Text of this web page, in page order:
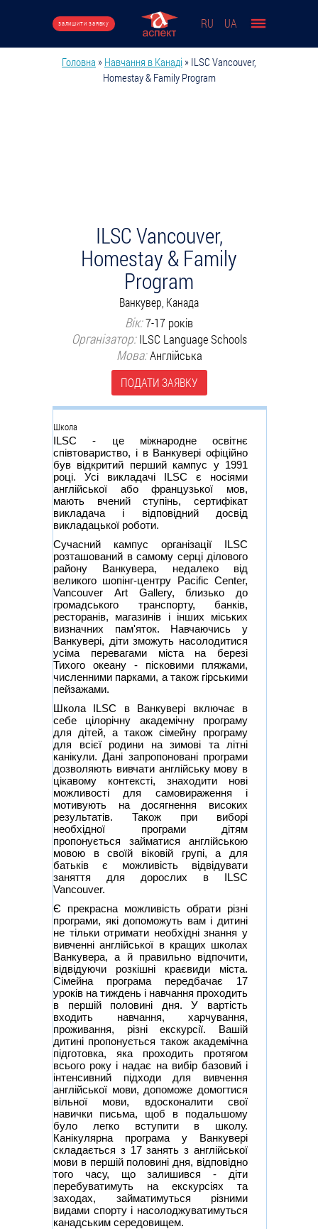
залишити заявку RU UA
Ви є тут
Головна » Навчання в Канаді » ILSC Vancouver,
Homestay & Family Program
ILSC Vancouver,
Homestay & Family
Program
Ванкувер, Канада
Вік:7-17 років
Організатор:ILSC Language Schools
Мова:Англійська
ПОДАТИ ЗАЯВКУ
Группа
Школа
ILSC - це міжнародне освітнє
співтовариство, і в Ванкувері офіційно
був відкритий перший кампус у 1991
році. Усі викладачі ILSC є носіями
англійської або французької мов,
мають вчений ступінь, сертифікат
викладача і відповідний досвід
викладацької роботи.
Сучасний кампус організації ILSC
розташований в самому серці ділового
району Ванкувера, недалеко від
великого шопінг-центру Pacific Center,
Vancouver Art Gallery, близько до
громадського транспорту, банків,
ресторанів, магазинів і інших міських
визначних пам'яток. Навчаючись у
Ванкувері, діти зможуть насолодитися
усіма перевагами міста на березі
Тихого океану - пісковими пляжами,
численними парками, а також гірськими
пейзажами.
Школа ILSC в Ванкувері включає в
себе цілорічну академічну програму
для дітей, а також сімейну програму
для всієї родини на зимові та літні
канікули. Дані запропоновані програми
дозволяють вивчати англійську мову в
цікавому контексті, знаходити нові
можливості для самовираження і
мотивують на досягнення високих
результатів. Також при виборі
необхідної програми дітям
пропонується займатися англійською
мовою в своїй віковій групі, а для
батьків є можливість відвідувати
заняття для дорослих в ILSC
Vancouver.
Є прекрасна можливість обрати різні
програми, які допоможуть вам і дитині
не тільки отримати необхідні знання у
вивченні англійської в кращих школах
Ванкувера, а й правильно відпочити,
відвідуючи розкішні краєвиди міста.
Сімейна програма передбачає 17
уроків на тиждень і навчання проходить
в першій половині дня. У вартість
входить навчання, харчування,
проживання, різні екскурсії. Вашій
дитині пропонується також академічна
підготовка, яка проходить протягом
всього року і надає на вибір базовий і
інтенсивний підходи для вивчення
англійської мови, допоможе домогтися
вільної мови, вдосконалити свої
навички письма, щоб в подальшому
було легко вступити в школу.
Канікулярна програма у Ванкувері
складається з 17 занять з англійської
мови в першій половині дня, відповідно
того часу, що залишився - діти
перебуватимуть на екскурсіях та
заходах, займатимуться різними
видами спорту і насолоджуватимуться
канадським середовищем.